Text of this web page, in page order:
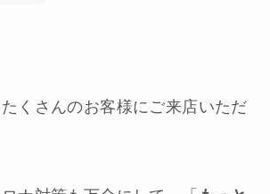
くさんのお客様にご来店いただ